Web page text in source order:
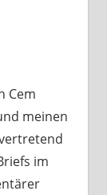
Cem
meinen
im